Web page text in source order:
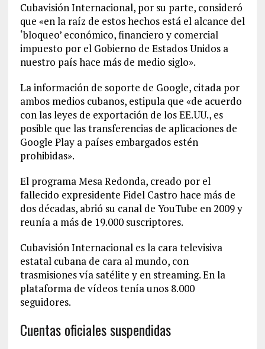
Cubavisión Internacional, por su parte, consideró
que «en la raíz de estos hechos está el alcance del
‘bloqueo’ económico, financiero y comercial
impuesto por el Gobierno de Estados Unidos a
nuestro país hace más de medio siglo».
La información de soporte de Google, citada por
ambos medios cubanos, estipula que «de acuerdo
con las leyes de exportación de los EE.UU., es
posible que las transferencias de aplicaciones de
Google Play a países embargados estén
prohibidas».
El programa Mesa Redonda, creado por el
fallecido expresidente Fidel Castro hace más de
dos décadas, abrió su canal de YouTube en 2009 y
reunía a más de 19.000 suscriptores.
Cubavisión Internacional es la cara televisiva
estatal cubana de cara al mundo, con
trasmisiones vía satélite y en streaming. En la
plataforma de vídeos tenía unos 8.000
seguidores.
Cuentas oficiales suspendidas